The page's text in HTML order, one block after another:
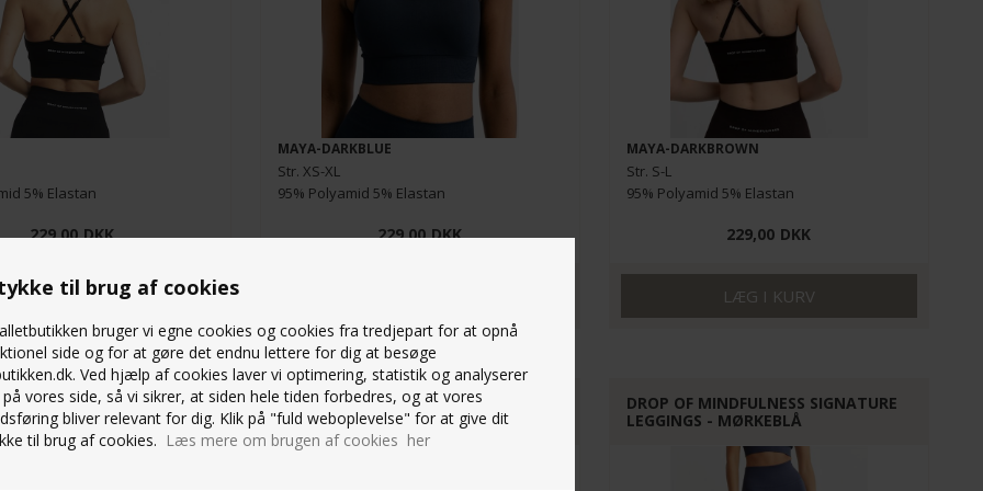
til brug af cookies
bruger vi egne cookies og cookies fra tredjepart for at opnå
side og for at gøre det endnu lettere for dig at besøge
Ved hjælp af cookies laver vi optimering, statistik og analyserer
vores side, så vi sikrer, at siden hele tiden forbedres, og at vores
bliver relevant for dig. Klik på "fuld weboplevelse" for at give dit
til brug af cookies. Læs mere om brugen af cookies her
5% Elastan
229,00 DKK
MAYA-DARKBLUE
Str. XS-XL
95% Polyamid 5% Elastan
229,00 DKK
MAYA-DARKBROWN
Str. S-L
95% Polyamid 5% Elastan
229,00 DKK
MINDFULNESS SIGNATURE
- BLACK
DROP OF MINDFULNESS SIGNATURE
LEGGINGS - DUEBLÅ
DROP OF MINDFULNESS SIGNATURE
LEGGINGS - MØRKEBLÅ